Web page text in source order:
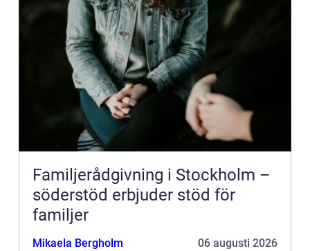
Familjerådgivning i Stockholm –
söderstöd erbjuder stöd för
familjer
Mikaela Bergholm 06 augusti 2026